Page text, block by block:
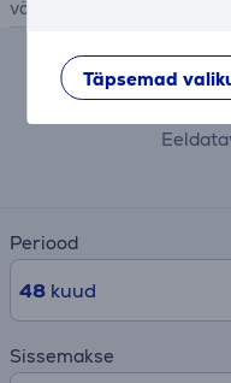
Täpsemad
värv
Periood
48kuud
Sissemakse